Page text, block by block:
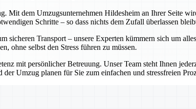
Mit dem Umzugsunternehmen Hildesheim an Ihrer Seite
Schritte – so dass nichts dem Zufall überlassen
sicheren Transport – unsere Experten kümmern sich um
ohne selbst den Stress führen zu müssen.
mit persönlicher Betreuung. Unser Team steht Ihnen
Umzug planen für Sie zum einfachen und stressfreien